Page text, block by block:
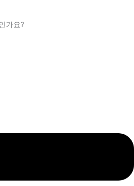
가요?